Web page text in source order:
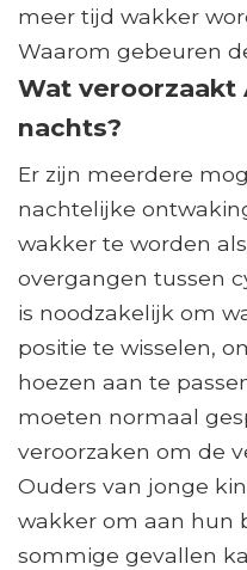
meer tijd wakker
Waarom gebeuren
Wat veroorzaakt
nachts?
Er zijn meerdere
nachtelijke
wakker te worden
overgangen tussen
is noodzakelijk om
positie te wisselen,
hoezen aan te
moeten normaal
veroorzaken om de
Ouders van jonge
wakker om aan hun
sommige gevallen